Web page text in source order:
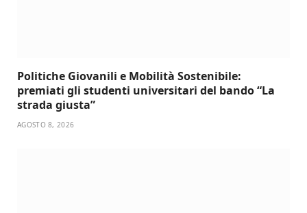
Politiche Giovanili e Mobilità Sostenibile:
premiati gli studenti universitari del bando “La
strada giusta”
AGOSTO 8, 2026